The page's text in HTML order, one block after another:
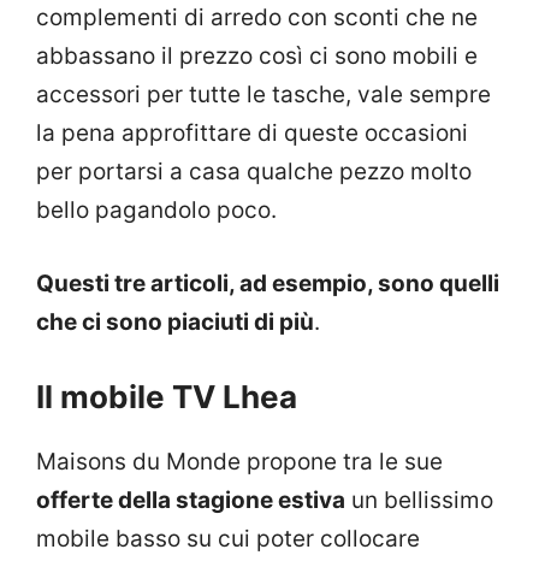
complementi di arredo con sconti che ne
abbassano il prezzo così ci sono mobili e
accessori per tutte le tasche, vale sempre
la pena approfittare di queste occasioni
per portarsi a casa qualche pezzo molto
bello pagandolo poco.
Questi tre articoli, ad esempio, sono quelli
che ci sono piaciuti di più.
Il mobile TV Lhea
Maisons du Monde propone tra le sue
offerte della stagione estiva un bellissimo
mobile basso su cui poter collocare